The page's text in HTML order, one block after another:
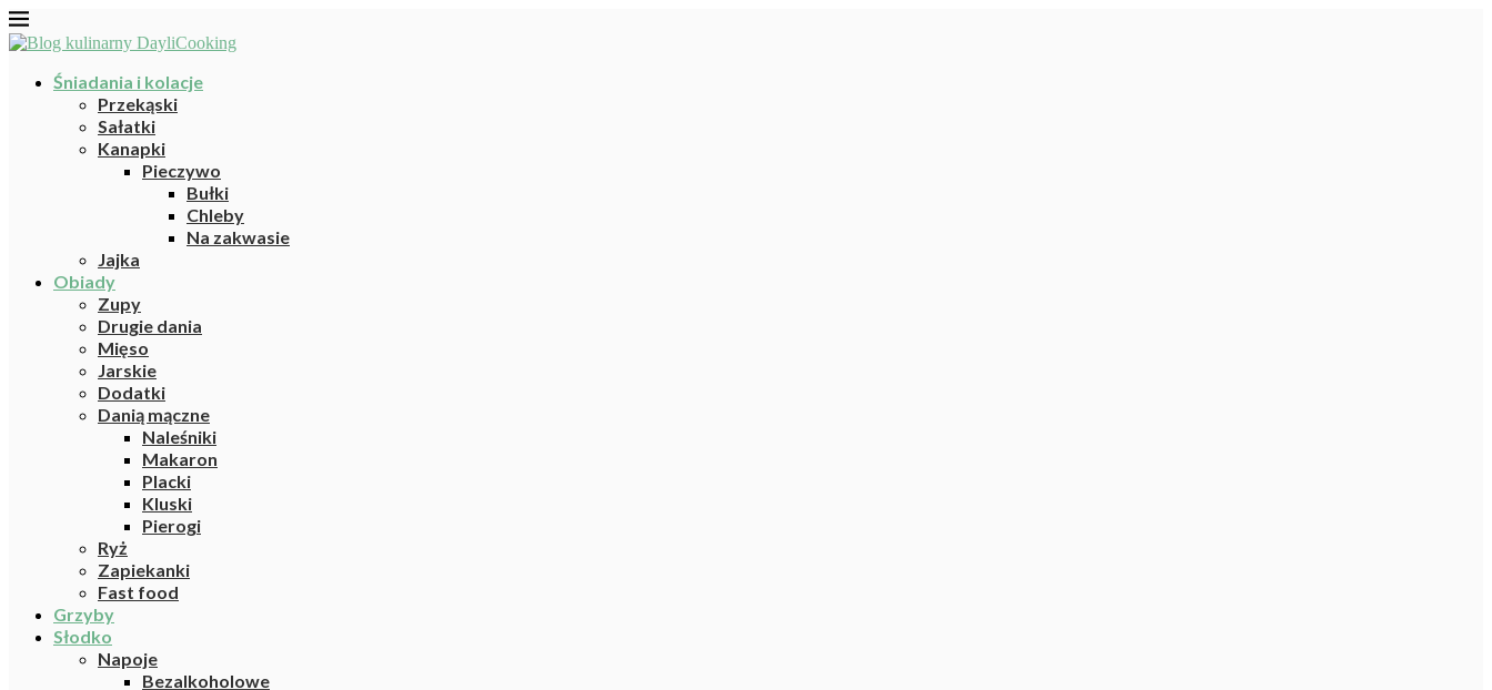
Śniadania i kolacje
Przekąski
Sałatki
Kanapki
Pieczywo
Bułki
Chleby
Na zakwasie
Jajka
Obiady
Zupy
Drugie dania
Mięso
Jarskie
Dodatki
Danią mączne
Naleśniki
Makaron
Placki
Kluski
Pierogi
Ryż
Zapiekanki
Fast food
Grzyby
Słodko
Napoje
Bezalkoholowe